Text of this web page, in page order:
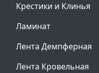
Крестики и Клинья
Ламинат
Лента Демпферная
Лента Кровельная